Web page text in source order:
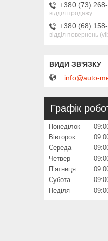
+380 (73)
відділ продажу
+380 (68)
відділ повернень
info@auto-
Графік
Понеділок
Вівторок
Середа
Четвер
Пʼятниця
Субота
Неділя